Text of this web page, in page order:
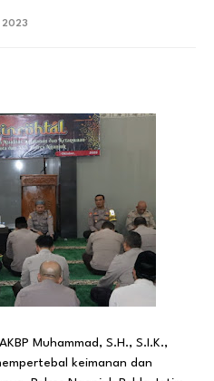
2023
Muhammad, S.H., S.I.K.,
keimanan dan